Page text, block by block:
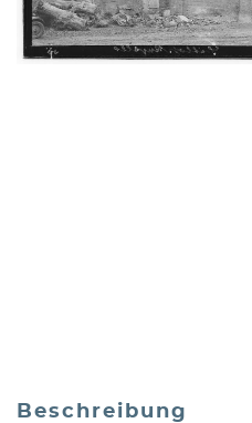
Beschreibung